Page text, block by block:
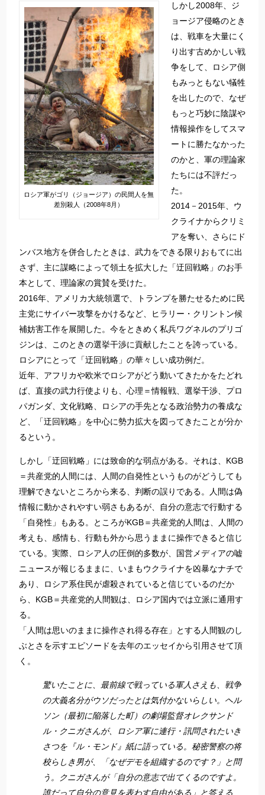
ロシア軍がゴリ（ジョージア）の民間人を無
差別殺人（2008年8月）
しかし2008年、ジ
ョージア侵略のとき
は、戦車を大量にく
り出す古めかしい戦
争をして、ロシア側
もみっともない犠牲
を出したので、なぜ
もっと巧妙に陰謀や
情報操作をしてスマ
ートに勝たなかった
のかと、軍の理論家
たちには不評だっ
た。
2014－2015年、ウ
クライナからクリミ
アを奪い、さらにド
ンバス地方を併合したときは、武力をできる限りおもてに出
さず、主に謀略によって領土を拡大した「迂回戦略」のお手
本として、理論家の賞賛を受けた。
2016年、アメリカ大統領選で、トランプを勝たせるために民
主党にサイバー攻撃をかけるなど、ヒラリー・クリントン候
補妨害工作を展開した。今をときめく私兵ワグネルのプリゴ
ジンは、このときの選挙干渉に貢献したことを誇っている。
ロシアにとって「迂回戦略」の華々しい成功例だ。
近年、アフリカや欧米でロシアがどう動いてきたかをたどれ
ば、直接の武力行使よりも、心理＝情報戦、選挙干渉、プロ
パガンダ、文化戦略、ロシアの手先となる政治勢力の養成な
ど、「迂回戦略」を中心に勢力拡大を図ってきたことが分か
るという。
しかし「迂回戦略」には致命的な弱点がある。それは、KGB
＝共産党的人間には、人間の自発性というものがどうしても
理解できないところから来る、判断の誤りである。人間は偽
情報に動かされやすい弱さもあるが、自分の意志で行動する
「自発性」もある。ところがKGB＝共産党的人間は、人間の
考えも、感情も、行動も外から思うままに操作できると信じ
ている。実際、ロシア人の圧倒的多数が、国営メディアの嘘
ニュースが報じるままに、いまもウクライナを凶暴なナチで
あり、ロシア系住民が虐殺されていると信じているのだか
ら、KGB＝共産党的人間観は、ロシア国内では立派に通用す
る。
「人間は思いのままに操作され得る存在」とする人間観のし
ぶとさを示すエピソードを去年のエッセイから引用させて頂
く。
驚いたことに、最前線で戦っている軍人さえも、戦争
の大義名分がウソだったとは気付かないらしい。ヘル
ソン（最初に陥落した町）の劇場監督オレクサンド
ル・クニガさんが、ロシア軍に連行・訊問されたいき
さつを『ル・モンド』紙に語っている。秘密警察の将
校らしき男が、「なぜデモを組織するのです？」と問
う。クニガさんが「自分の意志で出てくるのですよ。
誰だって自分の意見を表わす自由がある」と答える